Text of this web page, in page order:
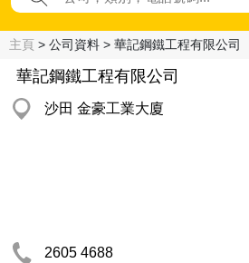
主頁 > 公司資料 > 華記鋼鐵工程有限公司
華記鋼鐵工程有限公司
沙田 金豪工業大廈
2605 4688